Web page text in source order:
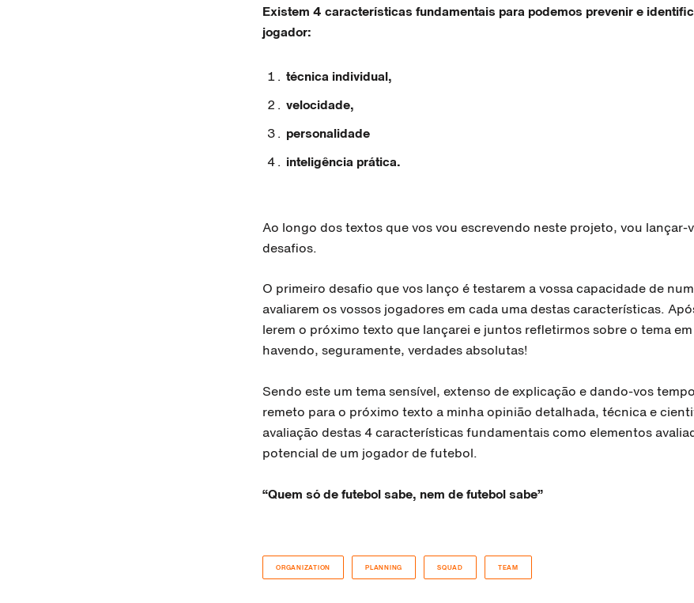
Existem 4 características fundamentais para podemos prevenir e
jogador:
técnica individual,
velocidade,
personalidade
inteligência prática.
Ao longo dos textos que vos vou escrevendo neste projeto, vou lançar-
desafios.
O primeiro desafio que vos lanço é testarem a vossa capacidade de
avaliarem os vossos jogadores em cada uma destas características.
lerem o próximo texto que lançarei e juntos refletirmos sobre o tema
havendo, seguramente, verdades absolutas!
Sendo este um tema sensível, extenso de explicação e dando-vos
remeto para o próximo texto a minha opinião detalhada, técnica e
avaliação destas 4 características fundamentais como elementos
potencial de um jogador de futebol.
“Quem só de futebol sabe, nem de futebol sabe”
ORGANIZATION PLANNING SQUAD TEAM